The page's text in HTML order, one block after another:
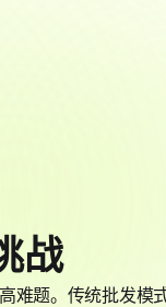
战
难题。传统批发模